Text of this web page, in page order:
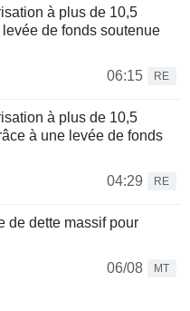
à plus de 10,5
de fonds soutenue
06:15
RE
à plus de 10,5
à une levée de fonds
04:29
RE
de dette massif pour
06/08
MT